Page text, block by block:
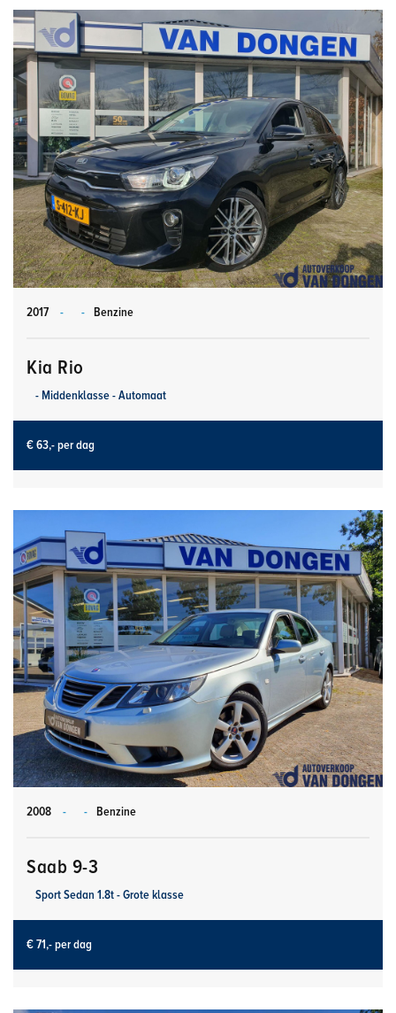
2017 - - Benzine
Kia Rio
- Middenklasse - Automaat
€ 63,- per dag
2008 - - Benzine
Saab 9-3
Sport Sedan 1.8t - Grote klasse
€ 71,- per dag